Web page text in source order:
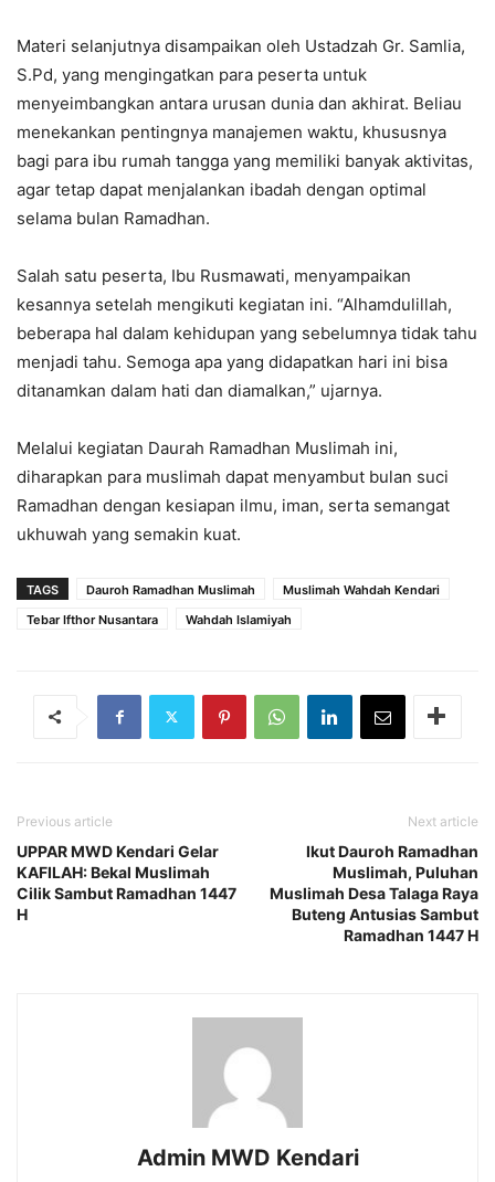
Materi selanjutnya disampaikan oleh Ustadzah Gr. Samlia,
S.Pd, yang mengingatkan para peserta untuk
menyeimbangkan antara urusan dunia dan akhirat. Beliau
menekankan pentingnya manajemen waktu, khususnya
bagi para ibu rumah tangga yang memiliki banyak aktivitas,
agar tetap dapat menjalankan ibadah dengan optimal
selama bulan Ramadhan.
Salah satu peserta, Ibu Rusmawati, menyampaikan
kesannya setelah mengikuti kegiatan ini. “Alhamdulillah,
beberapa hal dalam kehidupan yang sebelumnya tidak tahu
menjadi tahu. Semoga apa yang didapatkan hari ini bisa
ditanamkan dalam hati dan diamalkan,” ujarnya.
Melalui kegiatan Daurah Ramadhan Muslimah ini,
diharapkan para muslimah dapat menyambut bulan suci
Ramadhan dengan kesiapan ilmu, iman, serta semangat
ukhuwah yang semakin kuat.
TAGS Dauroh Ramadhan Muslimah
Muslimah Wahdah Kendari
Tebar Ifthor Nusantara
Wahdah Islamiyah
Previous article
UPPAR MWD Kendari Gelar
KAFILAH: Bekal Muslimah
Cilik Sambut Ramadhan 1447
H
Next article
Ikut Dauroh Ramadhan
Muslimah, Puluhan
Muslimah Desa Talaga Raya
Buteng Antusias Sambut
Ramadhan 1447 H
Admin MWD Kendari